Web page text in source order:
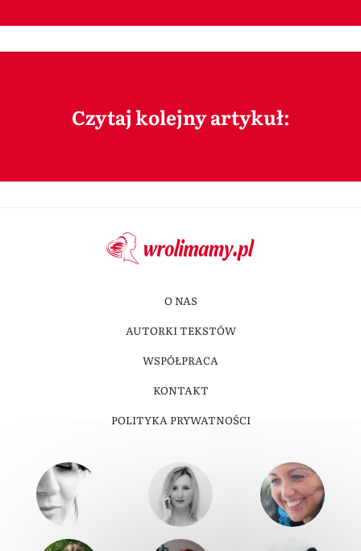
Czytaj kolejny artykuł:
O NAS
AUTORKI TEKSTÓW
WSPÓŁPRACA
KONTAKT
POLITYKA PRYWATNOŚCI